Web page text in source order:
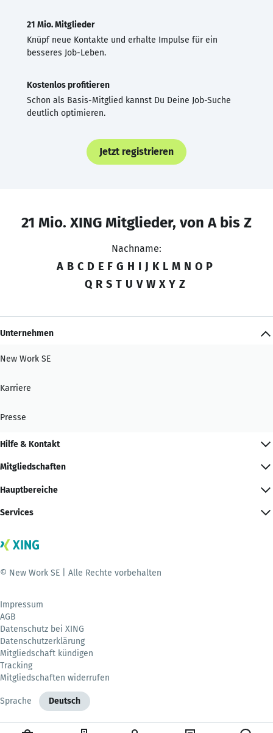
21 Mio. Mitglieder
Knüpf neue Kontakte und erhalte Impulse für ein
besseres Job-Leben.
Kostenlos profitieren
Schon als Basis-Mitglied kannst Du Deine Job-Suche
deutlich optimieren.
Jetzt registrieren
21 Mio. XING Mitglieder, von A bis Z
Nachname:
A B C D E F G H I J K L M N O P
Q R S T U V W X Y Z
Unternehmen
New Work SE
Karriere
Presse
Hilfe & Kontakt
Mitgliedschaften
Hauptbereiche
Services
© New Work SE | Alle Rechte vorbehalten
Impressum
AGB
Datenschutz bei XING
Datenschutzerklärung
Mitgliedschaft kündigen
Tracking
Mitgliedschaften widerrufen
Sprache Deutsch